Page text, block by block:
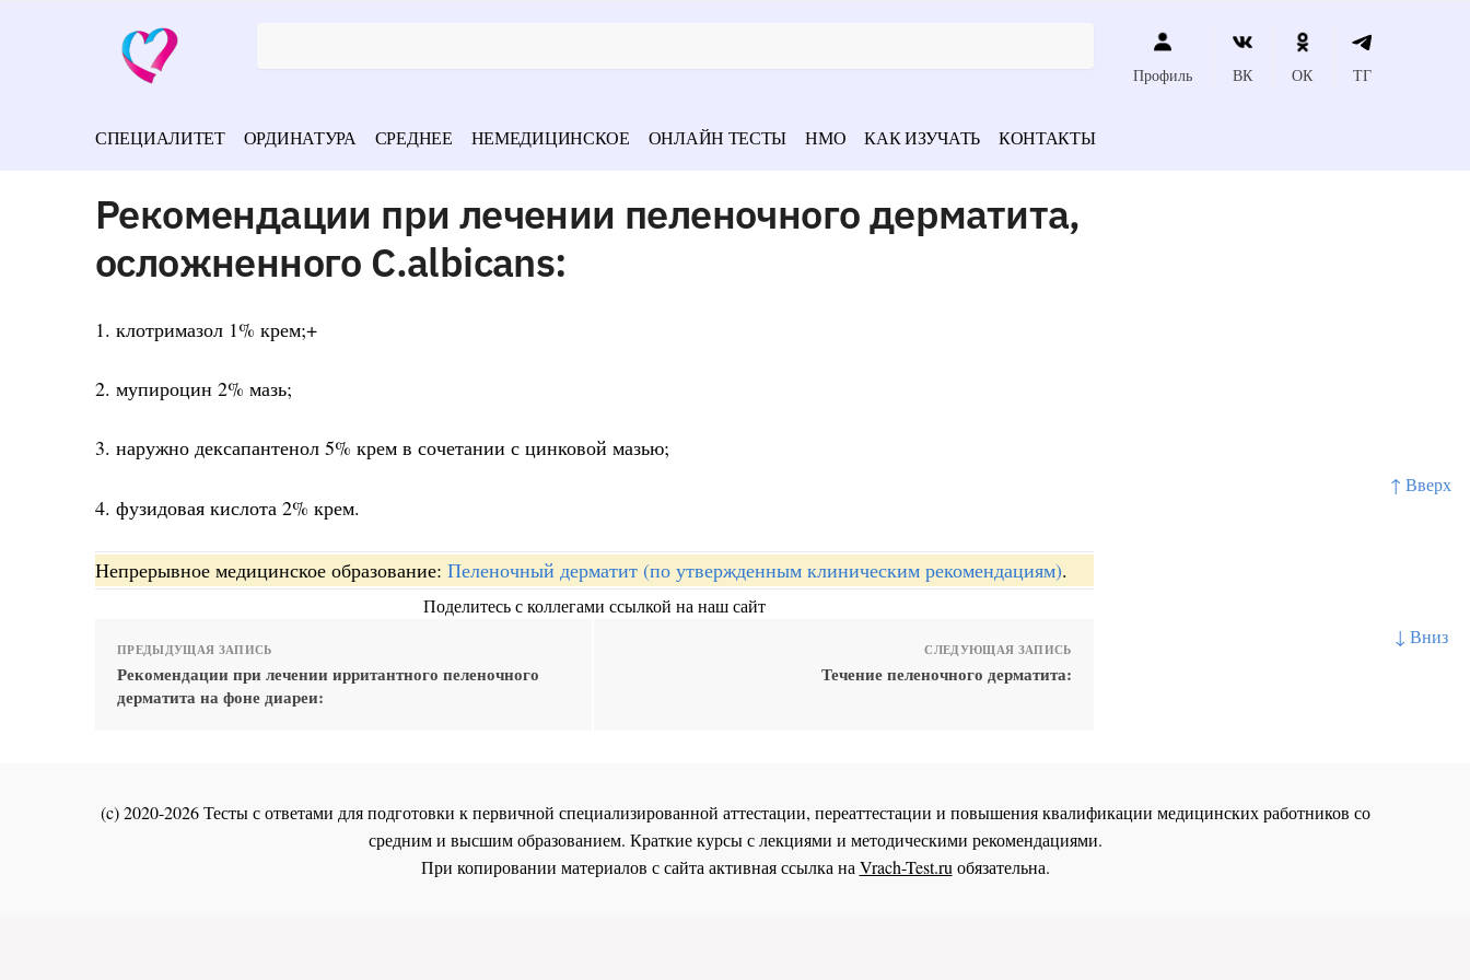
↑ Вверх
↓ Вниз
Профиль ВК ОК ТГ
СПЕЦИАЛИТЕТ ОРДИНАТУРА СРЕДНЕЕ НЕМЕДИЦИНСКОЕ ОНЛАЙН ТЕСТЫ НМО КАК ИЗУЧАТЬ КОНТАКТЫ
Рекомендации при лечении пеленочного дерматита,
осложненного С.albicans:
1. клотримазол 1% крем;+
2. мупироцин 2% мазь;
3. наружно дексапантенол 5% крем в сочетании с цинковой мазью;
4. фузидовая кислота 2% крем.
Непрерывное медицинское образование: Пеленочный дерматит (по утвержденным клиническим рекомендациям).
Поделитесь с коллегами ссылкой на наш сайт
ПРЕДЫДУЩАЯ ЗАПИСЬ
Рекомендации при лечении ирритантного пеленочного
дерматита на фоне диареи:
СЛЕДУЮЩАЯ ЗАПИСЬ
Течение пеленочного дерматита:
(c) 2020-2026 Тесты с ответами для подготовки к первичной специализированной аттестации, переаттестации и повышения квалификации медицинских работников со
средним и высшим образованием. Краткие курсы с лекциями и методическими рекомендациями.
При копировании материалов с сайта активная ссылка наVrach-Test.ruобязательна.